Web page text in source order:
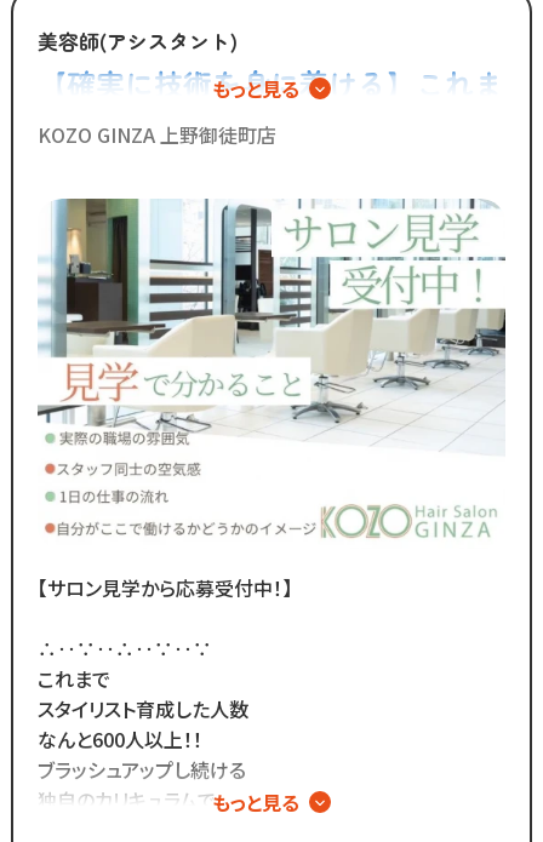
━━━━━━━━━
一緒に働くスタッフ
━━━━━━━━━
M.SLASH AVEDA 自由が丘 では
新人スタッフさんでも馴染みやすい雰囲気です★
美容師(アシスタント)
【確実に技術を身に着ける】これま
でで600人以上がスタイリストデビ
もっと見る
KOZO GINZA 上野御徒町店
【サロン見学から応募受付中！】
∴‥∵‥∴‥∵‥∵
これまで
スタイリスト育成した人数
なんと600人以上！！
ブラッシュアップし続ける
独自のカリキュラムでもっと見る